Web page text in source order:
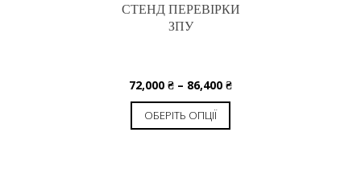
СТЕНД ПЕРЕВІРКИ
ЗПУ
72,000 ₴ – 86,400 ₴
ОБЕРІТЬ ОПЦІЇ